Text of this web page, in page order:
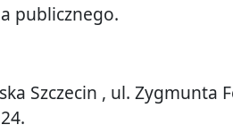
publicznego.
Szczecin , ul. Zygmunta